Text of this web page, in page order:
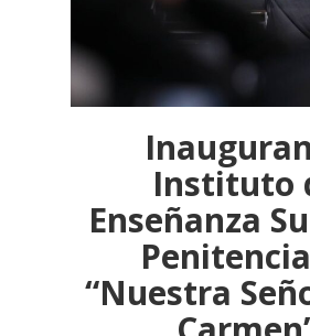
Instituto
Enseñanza
“Nuestra